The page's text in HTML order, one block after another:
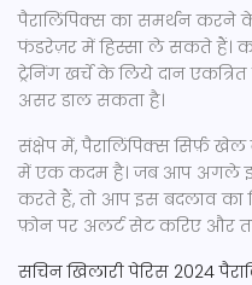
पैरालिंपिक्स का समर्थन करने
फंडरेज़र में हिस्सा ले सकते हैं। कई
ट्रेनिंग खर्चे के लिये दान
असर डाल सकता है।
संक्षेप में, पैरालिंपिक्स सिर्फ़
में एक कदम है। जब आप अगले
करते हैं, तो आप इस बदलाव का
फ़ोन पर अलर्ट सेट करिए और
सचिन खिलारी पेरिस 2024